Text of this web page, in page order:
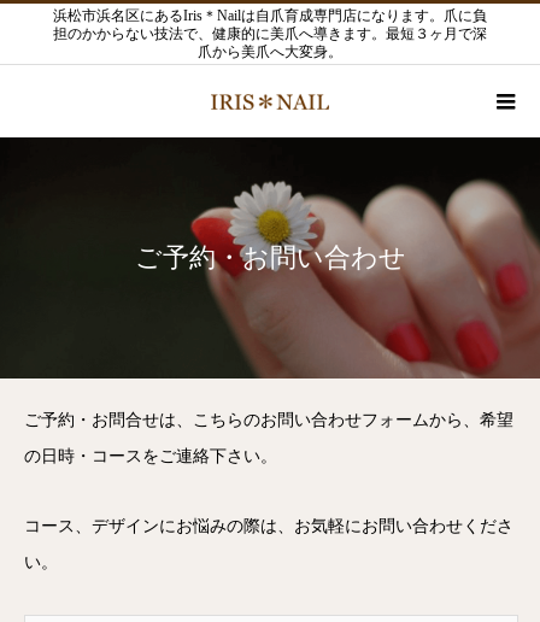
浜松市浜名区にあるIris＊Nailは自爪育成専門店になります。爪に負
担のかからない技法で、健康的に美爪へ導きます。最短３ヶ月で深
爪から美爪へ大変身。
ご予約・お問い合わせ
ご予約・お問合せは、こちらのお問い合わせフォームから、希望
の日時・コースをご連絡下さい。
コース、デザインにお悩みの際は、お気軽にお問い合わせくださ
い。